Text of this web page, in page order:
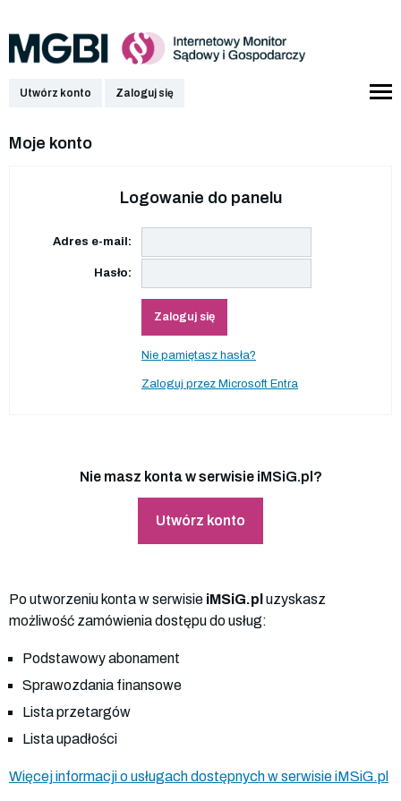
Utwórz konto Zaloguj się
Moje konto
Logowanie do panelu
Adres e-mail:
Hasło:
Zaloguj się
Nie pamiętasz hasła?
Zaloguj przez Microsoft Entra
Nie masz konta w serwisie iMSiG.pl?
Utwórz konto
Po utworzeniu konta w serwisie iMSiG.pl uzyskasz
możliwość zamówienia dostępu do usług:
Podstawowy abonament
Sprawozdania finansowe
Lista przetargów
Lista upadłości
Więcej informacji o usługach dostępnych w serwisie iMSiG.pl